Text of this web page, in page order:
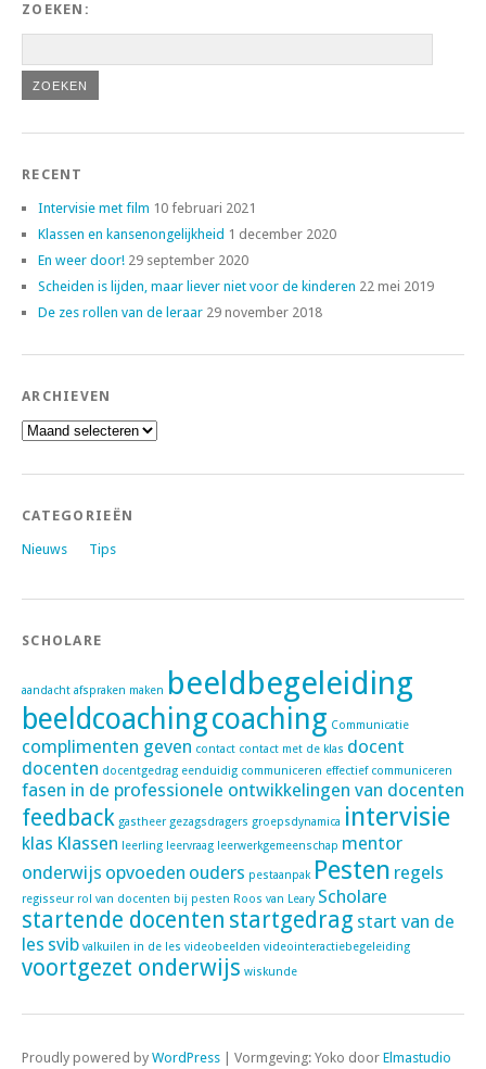
ZOEKEN:
RECENT
Intervisie met film 10 februari 2021
Klassen en kansenongelijkheid 1 december 2020
En weer door! 29 september 2020
Scheiden is lijden, maar liever niet voor de kinderen 22 mei 2019
De zes rollen van de leraar 29 november 2018
ARCHIEVEN
Archieven
CATEGORIEËN
Nieuws Tips
SCHOLARE
aandacht afspraken maken beeldbegeleiding
beeldcoachingcoaching Communicatie
complimenten geven contact contact met de klas docent
docenten docentgedrag eenduidig communiceren effectief communiceren
fasen in de professionele ontwikkelingen van docenten
feedback gastheer gezagsdragers groepsdynamica intervisie
klas Klassen leerling leervraag leerwerkgemeenschap mentor
onderwijs opvoeden ouders pestaanpak Pesten regels
regisseur rol van docenten bij pesten Roos van Leary Scholare
startende docenten startgedrag start van de
les svib valkuilen in de les videobeelden videointeractiebegeleiding
voortgezet onderwijs wiskunde
Proudly powered by WordPress Vormgeving: Yoko door Elmastudio